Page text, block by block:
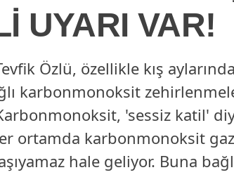
UYARI VAR!
Özlü, özellikle kış
karbonmonoksit
'sessiz katil'
ortamda karbonmonoksit
hale geliyor. Buna